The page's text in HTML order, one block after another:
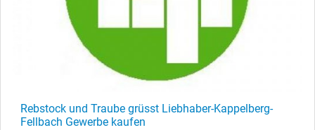
Rebstock und Traube grüsst Liebhaber-Kappelberg-
Fellbach Gewerbe kaufen